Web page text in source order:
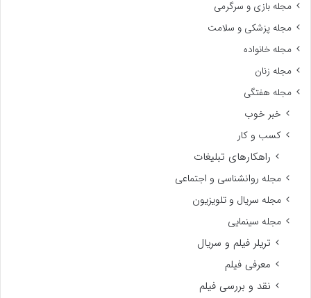
مجله بازی و سرگرمی
مجله پزشکی و سلامت
مجله خانواده
مجله زنان
مجله هفتگی
خبر خوب
کسب و کار
راهکارهای تبلیغات
مجله روانشناسی و اجتماعی
مجله سریال و تلویزیون
مجله سینمایی
تریلر فیلم و سریال
معرفی فیلم
نقد و بررسی فیلم